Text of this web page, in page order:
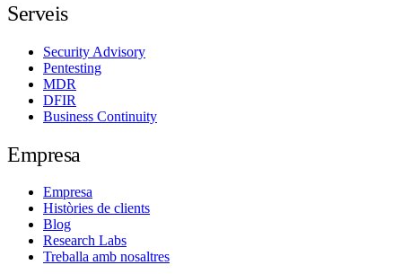
Serveis
Security Advisory
Pentesting
MDR
DFIR
Business Continuity
Empresa
Empresa
Històries de clients
Blog
Research Labs
Treballa amb nosaltres